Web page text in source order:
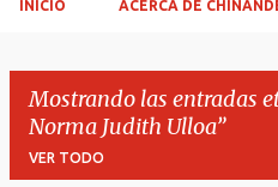
INICIO ACERCA DE
Mostrando las entradas
Norma Judith Ulloa
VER TODO